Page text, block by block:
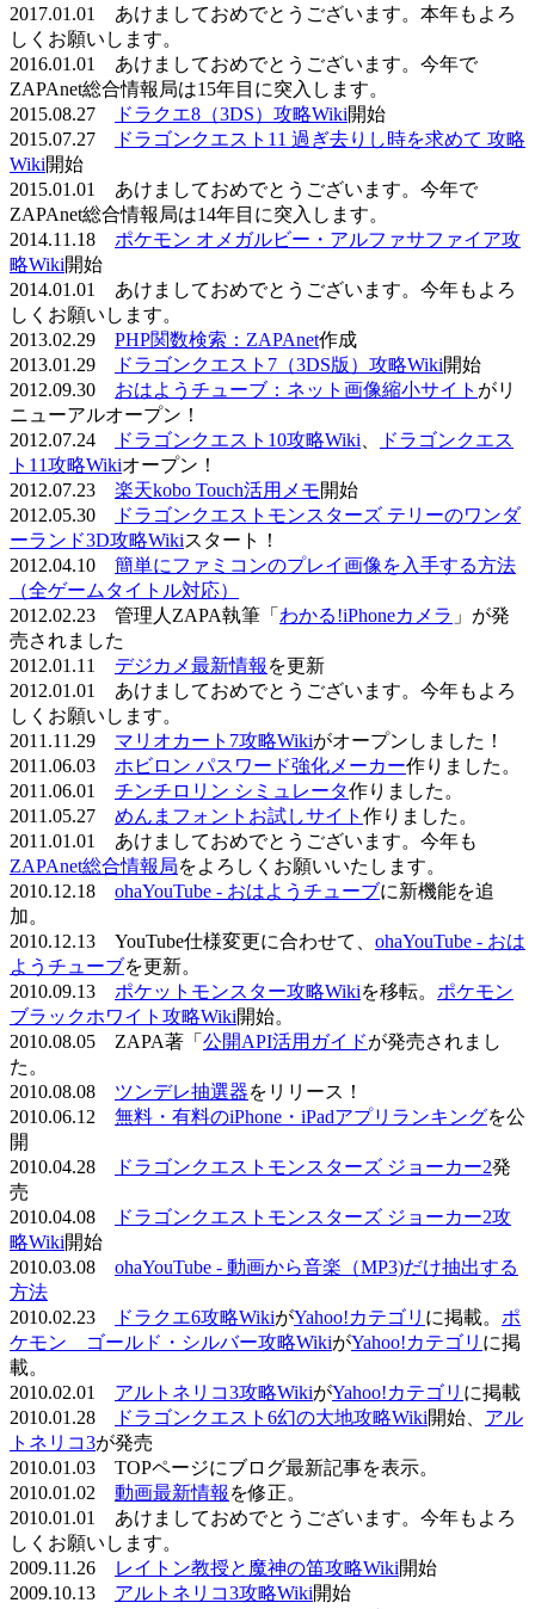
2017.01.01 あけましておめでとうございます。本年もよろ
しくお願いします。
2016.01.01 あけましておめでとうございます。今年で
ZAPAnet総合情報局は15年目に突入します。
2015.08.27
ドラクエ8（3DS）攻略Wiki開始
2015.07.27
ドラゴンクエスト11 過ぎ去りし時を求めて 攻略
Wiki開始
2015.01.01 あけましておめでとうございます。今年で
ZAPAnet総合情報局は14年目に突入します。
2014.11.18 ポケモン オメガルビー・アルファサファイア攻
略Wiki開始
2014.01.01 あけましておめでとうございます。今年もよろ
しくお願いします。
2013.02.29 PHP関数検索：ZAPAnet作成
2013.01.29
ドラゴンクエスト7（3DS版）攻略Wiki開始
2012.09.30 おはようチューブ：ネット画像縮小サイト がリ
ニューアルオープン！
2012.07.24
ドラゴンクエスト10攻略Wiki
ドラゴンクエス
ト11攻略Wikiオープン！
2012.07.23 楽天kobo Touch活用メモ開始
2012.05.30
ドラゴンクエストモンスターズ テリーのワンダ
ーランド3D攻略Wikiスタート！
2012.04.10 簡単にファミコンのプレイ画像を入手する方法
（全ゲームタイトル対応）
2012.02.23 管理人ZAPA執筆「 わかる!iPhoneカメラ 」が発
売されました
2012.01.11 デジカメ最新情報 を更新
2012.01.01 あけましておめでとうございます。今年もよろ
しくお願いします。
2011.11.29 マリオカート7攻略Wikiがオープンしました！
2011.06.03 ホビロン パスワード強化メーカー作りました。
2011.06.01 チンチロリン シミュレータ作りました。
2011.05.27 めんまフォントお試しサイト 作りました。
2011.01.01 あけましておめでとうございます。今年も
ZAPAnet総合情報局をよろしくお願いいたします。
2010.12.18 ohaYouTube - おはようチューブに新機能を追
加。
2010.12.13 YouTube仕様変更に合わせて、 ohaYouTube - おは
ようチューブを更新。
2010.09.13 ポケットモンスター攻略Wikiを移転。 ポケモン
ブラックホワイト攻略Wiki開始。
2010.08.05 ZAPA著「 公開API活用ガイドが発売されまし
た。
2010.08.08 ツンデレ抽選器をリリース！
2010.06.12 無料・有料のiPhone・iPadアプリランキングを公
開
2010.04.28
ドラゴンクエストモンスターズ ジョーカー2発
売
2010.04.08
ドラゴンクエストモンスターズ ジョーカー2攻
略Wiki開始
2010.03.08 ohaYouTube - 動画から音楽（MP3)だけ抽出する
方法
2010.02.23
ドラクエ6攻略WikiがYahoo!カテゴリ に掲載。 ポ
ケモン ゴールド・シルバー攻略WikiがYahoo!カテゴリ に掲
載。
2010.02.01 アルトネリコ3攻略WikiがYahoo!カテゴリ に掲載
2010.01.28
ドラゴンクエスト6幻の大地攻略Wiki開始、 アル
トネリコ3が発売
2010.01.03 TOPページにブログ最新記事を表示。
2010.01.02 動画最新情報 を修正。
2010.01.01 あけましておめでとうございます。今年もよろ
しくお願いします。
2009.11.26
レイトン教授と魔神の笛攻略Wiki開始
2009.10.13 アルトネリコ3攻略Wiki開始